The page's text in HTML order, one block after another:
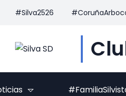
#Silva2526